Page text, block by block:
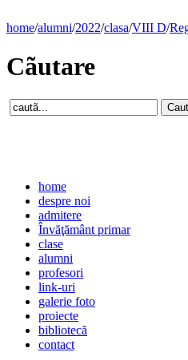
home/alumni/2022/clasa/VIII D/
Cãutare
home
despre noi
admitere
Învăţământ primar
clase
alumni
profesori
link-uri
galerie foto
proiecte
bibliotecă
contact